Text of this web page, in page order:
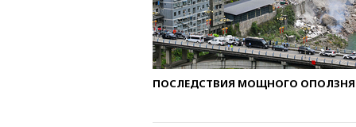
ПОСЛЕДСТВИЯ МОЩНОГО ОПОЛЗНЯ